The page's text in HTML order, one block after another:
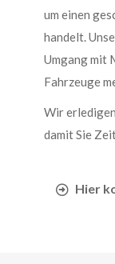
um einen
handelt.
Umgang mit
Fahrzeuge
Wir
damit Sie
Hier